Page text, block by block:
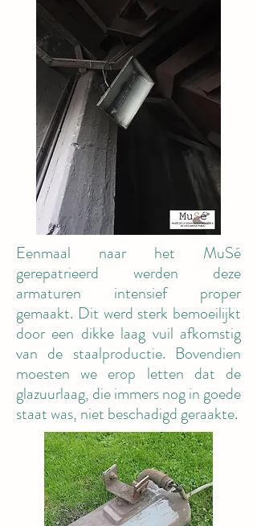
Eenmaal naar het MuSé
gerepatrieerd werden deze
armaturen intensief proper
gemaakt. Dit werd sterk bemoeilijkt
door een dikke laag vuil afkomstig
van de staalproductie. Bovendien
moesten we erop letten dat de
glazuurlaag, die immers nog in goede
staat was, niet beschadigd geraakte.